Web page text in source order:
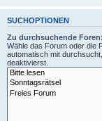
SUCHOPTIONEN
Zu durchsuchende Foren:
Wähle das Forum oder die
automatisch mit
deaktivierst.